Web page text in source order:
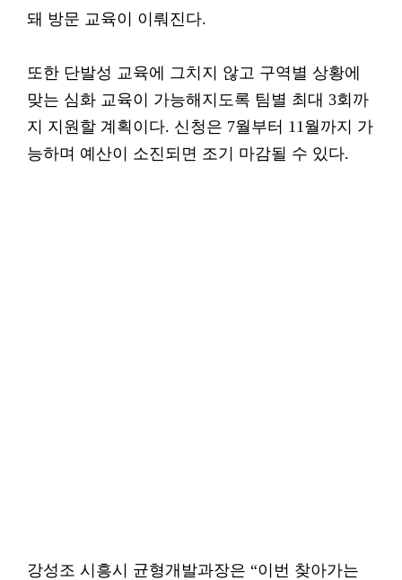
돼 방문 교육이 이뤄진다.
또한 단발성 교육에 그치지 않고 구역별 상황에
맞는 심화 교육이 가능해지도록 팀별 최대 3회까
지 지원할 계획이다. 신청은 7월부터 11월까지 가
능하며 예산이 소진되면 조기 마감될 수 있다.
강성조 시흥시 균형개발과장은 “이번 찾아가는